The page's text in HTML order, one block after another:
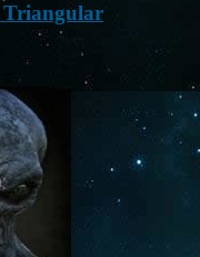
Triangular